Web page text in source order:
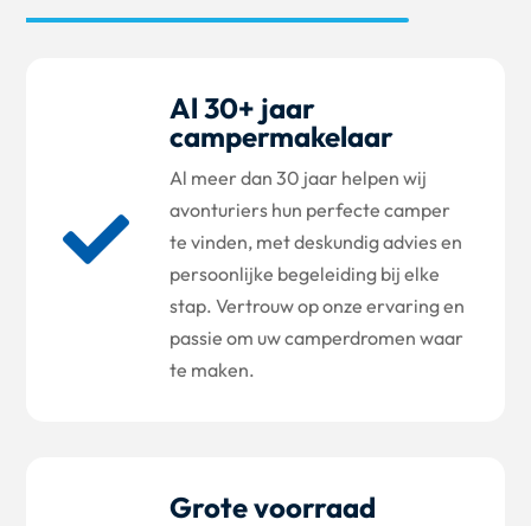

Al 30+ jaar
campermakelaar
Al meer dan 30 jaar helpen wij
avonturiers hun perfecte camper
te vinden, met deskundig advies en
persoonlijke begeleiding bij elke
stap. Vertrouw op onze ervaring en
passie om uw camperdromen waar
te maken.
Grote voorraad